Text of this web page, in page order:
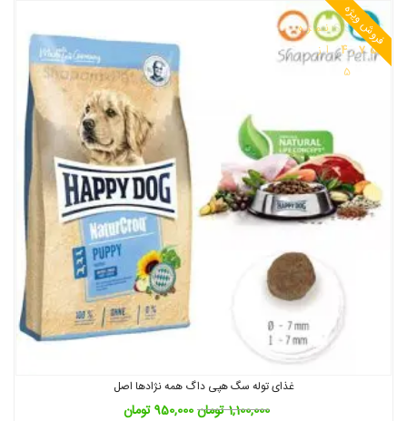
فروش ویژه
غذای توله سگ هپی داگ همه نژادها اصل
نمره
4.75از
5
1,100,000تومان950,000تومان